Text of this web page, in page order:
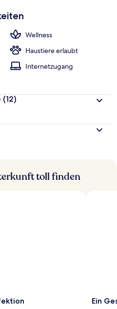
Wellness
Haustiere erlaubt
Internetzugang
(12)
toll finden
Ein